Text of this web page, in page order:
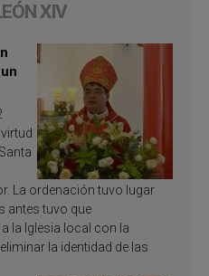
XIV
La ordenación tuvo lugar
antes tuvo que
la Iglesia local con la
la identidad de las